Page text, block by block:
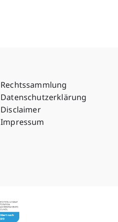
Fußzeile
Rechtssammlung
Datenschutzerklärung
Disclaimer
Impressum